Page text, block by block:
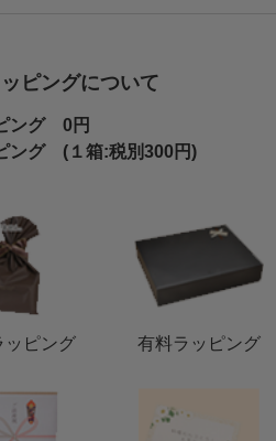
ピングについて
ング 0円
ング (１箱:税別300円)
ッピング 有料ラッピング